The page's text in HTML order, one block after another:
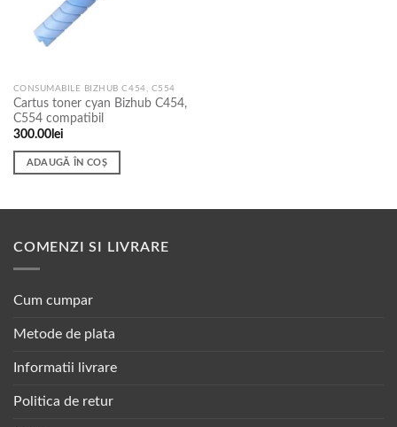
CONSUMABILE BIZHUB C454, C554
Cartus toner cyan Bizhub C454,
C554 compatibil
300.00lei
ADAUGĂ ÎN COȘ
COMENZI SI LIVRARE
Cum cumpar
Metode de plata
Informatii livrare
Politica de retur